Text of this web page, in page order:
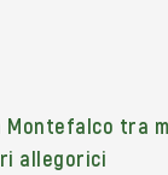
Montefalco tra
allegorici